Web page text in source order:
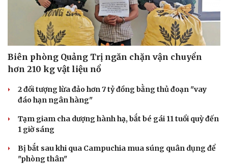
Biên phòng Quảng Trị ngăn chặn vận chuyển
hơn 210 kg vật liệu nổ
2 đối tượng lừa đảo hơn 7 tỷ đồng bằng thủ đoạn "vay
đáo hạn ngân hàng"
Tạm giam cha dượng hành hạ, bắt bé gái 11 tuổi quỳ đến
1 giờ sáng
Bị bắt sau khi qua Campuchia mua súng quân dụng để
"phòng thân"